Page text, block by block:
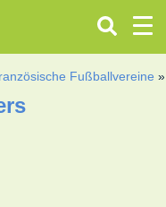
Fußballvereine